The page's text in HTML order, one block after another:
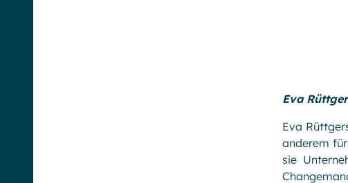
Eva
Eva
anderem
sie